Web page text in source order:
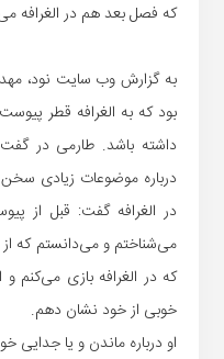
که فصل بعد هم در الغرافه
به گزارش وب سایت نود،
بود که به الغرافه قطر
داشته باشد. طارمی در
درباره موضوعات زیادی
در الغرافه گفت: قبل از
می‌شناختم و می‌دانستم که
که در الغرافه بازی می‌کنم و
خوبی از خود نشان دهم.
او درباره ماندن و یا جدایی